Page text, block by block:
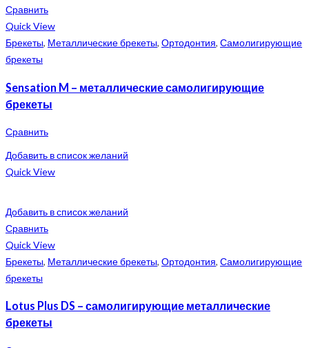
Сравнить
Quick View
Брекеты, Металлические брекеты, Ортодонтия, Самолигирующие
брекеты
Sensation M – металлические самолигирующие
брекеты
Сравнить
Добавить в список желаний
Quick View
Добавить в список желаний
Сравнить
Quick View
Брекеты, Металлические брекеты, Ортодонтия, Самолигирующие
брекеты
Lotus Plus DS – самолигирующие металлические
брекеты